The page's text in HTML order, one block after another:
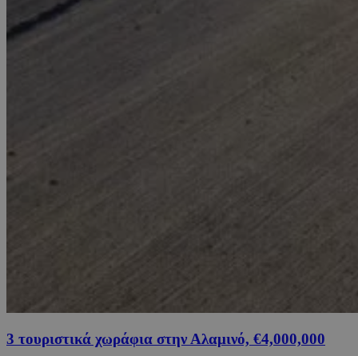
3 τουριστικά χωράφια στην Αλαμινό, €4,000,000